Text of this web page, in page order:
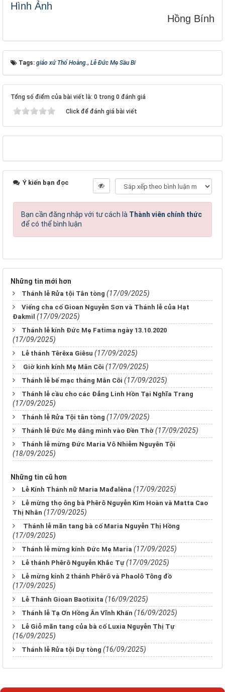
Hình Ảnh
Hồng Bính
Tags: giáo xứ Thổ Hoàng., Lễ Đức Mẹ Sầu Bi
Tổng số điểm của bài viết là: 0 trong 0 đánh giá
Click để đánh giá bài viết
Ý kiến bạn đọc
Bạn cần đăng nhập với tư cách là Thành viên chính thức
để có thể bình luận
Những tin mới hơn
Thánh lễ Rửa tội Tân tòng (17/09/2025)
Viếng cha cố Gioan Nguyễn Sơn và Thánh lễ của Hạt
Đakmil (17/09/2025)
Thánh lễ kính Đức Mẹ Fatima ngày 13.10.2020
(17/09/2025)
Lễ thánh Têrêxa Giêsu (17/09/2025)
Giờ kinh kính Mẹ Mân Côi (17/09/2025)
Thánh lễ bế mạc tháng Mân Côi (17/09/2025)
Thánh lễ cầu cho các Đẳng Linh Hồn Tại Nghĩa Trang
(17/09/2025)
Thánh lễ Rửa Tội tân tòng (17/09/2025)
Thánh lễ Đức Mẹ dâng mình vào Đền Thờ (17/09/2025)
Thánh lễ mừng Đức Maria Vô Nhiễm Nguyên Tội
(18/09/2025)
Những tin cũ hơn
Lễ Kính Thánh nữ Maria Mađalêna (17/09/2025)
Lễ mừng thọ ông bà Phêrô Nguyễn Kim Hoàn và Matta Cao
Thị Nhân (17/09/2025)
Thánh lễ mãn tang bà cố Maria Nguyễn Thị Hồng
(17/09/2025)
Thánh lễ mừng kính Đức Mẹ Maria (17/09/2025)
Lễ thánh Phêrô Nguyễn Khắc Tự (17/09/2025)
Lễ mừng kính 2 thánh Phêrô và Phaolô Tông đồ
(17/09/2025)
Lễ Thánh Gioan Baotixita (16/09/2025)
Thánh lễ Tạ Ơn Hồng Ân Vĩnh Khấn (16/09/2025)
Lễ Giỗ mãn tang của bà cố Luxia Nguyễn Thị Tự
(16/09/2025)
Thánh lễ Rửa tội Dự tòng (16/09/2025)